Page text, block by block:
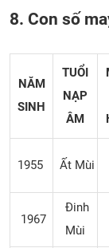
8. Con số
NĂM
SINH
TUỔI
NẠP
ÂM
1955 Ất Mùi
1967
Đinh
Mùi